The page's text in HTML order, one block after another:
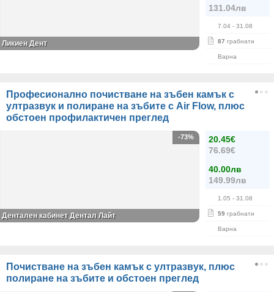
131.04лв
7.04 - 31.08
87 грабнати
Варна
Ликиен Дент
Професионално почистване на зъбен камък с
ултразвук и полиране на зъбите с Air Flow, плюс
обстоен профилактичен преглед
20.45€
76.69€
40.00лв
149.99лв
1.05 - 31.08
59 грабнати
Варна
-73%
Дентален кабинет Дентал Лайт
Почистване на зъбен камък с ултразвук, плюс
полиране на зъбите и обстоен преглед